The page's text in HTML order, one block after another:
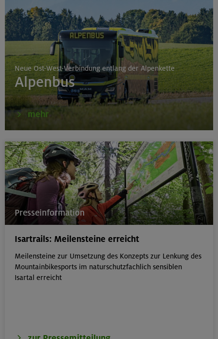
Neue Ost-West-Verbindung entlang der Alpenkette
Alpenbus
mehr
Presseinformation
Isartrails: Meilensteine erreicht
Meilensteine zur Umsetzung des Konzepts zur Lenkung des
Mountainbikesports im naturschutzfachlich sensiblen
Isartal erreicht